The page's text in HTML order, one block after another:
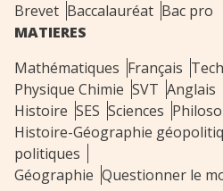
Brevet Baccalauréat Bac pro
MATIERES
Mathématiques Français
Physique Chimie SVT Anglais
Histoire SES Sciences
Histoire-Géographie
politiques
Géographie Questionner le